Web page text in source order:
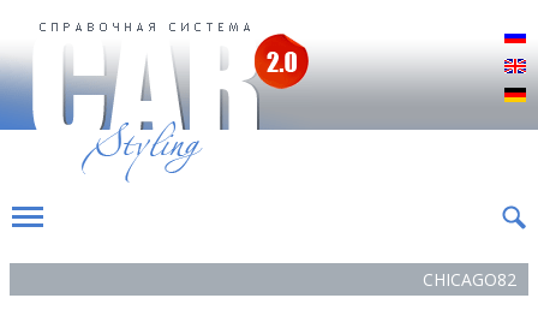
CHICAGO82